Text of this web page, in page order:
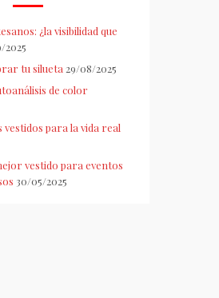
¿la visibilidad que
2025
tu silueta 29/08/2025
de color
vestidos para la vida real
vestido para eventos
30/05/2025